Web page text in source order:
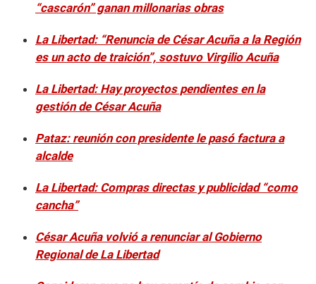
“cascarón” ganan millonarias obras
La Libertad: “Renuncia de César Acuña a la Región
es un acto de traición”, sostuvo Virgilio Acuña
La Libertad: Hay proyectos pendientes en la
gestión de César Acuña
Pataz: reunión con presidente le pasó factura a
alcalde
La Libertad: Compras directas y publicidad “como
cancha”
César Acuña volvió a renunciar al Gobierno
Regional de La Libertad